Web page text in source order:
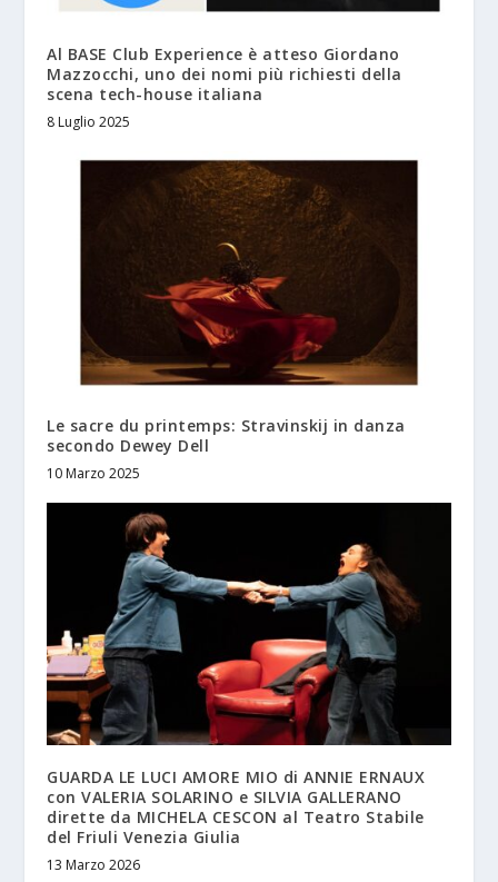
Al BASE Club Experience è atteso Giordano
Mazzocchi, uno dei nomi più richiesti della
scena tech-house italiana
8 Luglio 2025
Le sacre du printemps: Stravinskij in danza
secondo Dewey Dell
10 Marzo 2025
GUARDA LE LUCI AMORE MIO di ANNIE ERNAUX
con VALERIA SOLARINO e SILVIA GALLERANO
dirette da MICHELA CESCON al Teatro Stabile
del Friuli Venezia Giulia
13 Marzo 2026